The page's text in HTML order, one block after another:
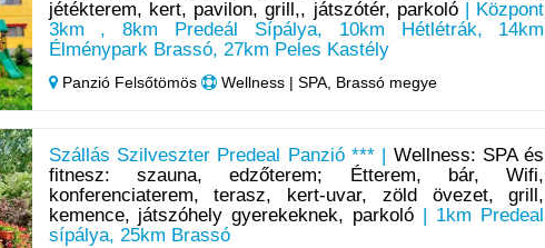
jétékterem, kert, pavilon, grill,, játszótér, parkoló| Központ
3km , 8km Predeál Sípálya, 10km Hétlétrák, 14km
Élménypark Brassó, 27km Peles Kastély
Panzió Felsőtömös Wellness | SPA, Brassó megye
Szállás Szilveszter Predeal Panzió *** | Wellness: SPA és
fitnesz: szauna, edzőterem; Étterem, bár, Wifi,
konferenciaterem, terasz, kert-uvar, zöld övezet, grill,
kemence, játszóhely gyerekeknek, parkoló | 1km Predeal
sípálya, 25km Brassó